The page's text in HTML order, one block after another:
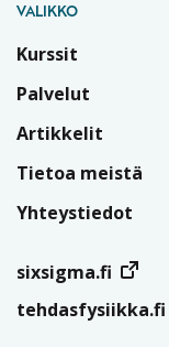
VALIKKO
Kurssit
Palvelut
Artikkelit
Tietoa meistä
Yhteystiedot
sixsigma.fi
tehdasfysiikka.fi